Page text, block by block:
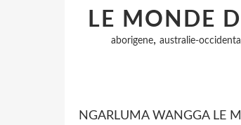
LE MONDE
aborigene, australie-
NGARLUMA WANGGA LE